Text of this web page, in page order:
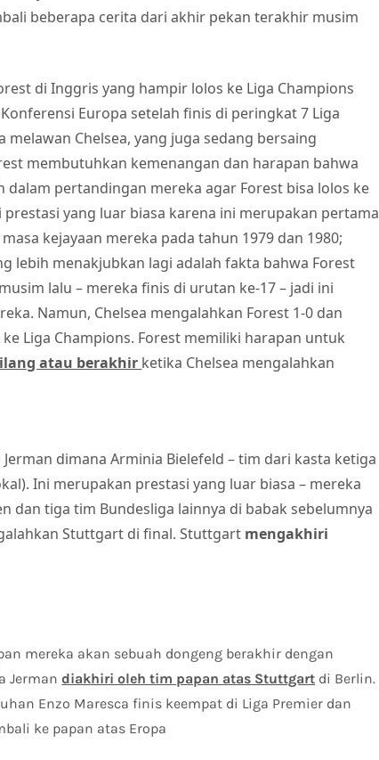
beberapa cerita dari akhir pekan terakhir musim
di Inggris yang hampir lolos ke Liga Champions
Europa setelah finis di peringkat 7 Liga
Chelsea, yang juga sedang bersaing
membutuhkan kemenangan dan harapan bahwa
pertandingan mereka agar Forest bisa lolos ke
yang luar biasa karena ini merupakan pertama
kejayaan mereka pada tahun 1979 dan 1980;
lebih menakjubkan lagi adalah fakta bahwa Forest
lalu – mereka finis di urutan ke-17 – jadi ini
Namun, Chelsea mengalahkan Forest 1-0 dan
ke Liga Champions. Forest memiliki harapan untuk
atau berakhir ketika Chelsea mengalahkan
dimana Arminia Bielefeld – tim dari kasta ketiga
Ini merupakan prestasi yang luar biasa – mereka
dan tiga tim Bundesliga lainnya di babak sebelumnya
Stuttgart di final. Stuttgart mengakhiri
mereka akan sebuah dongeng berakhir dengan
Jermandiakhiri oleh tim papan atas Stuttgart di Berlin.
Enzo Maresca finis keempat di Liga Premier dan
ke papan atas Eropa